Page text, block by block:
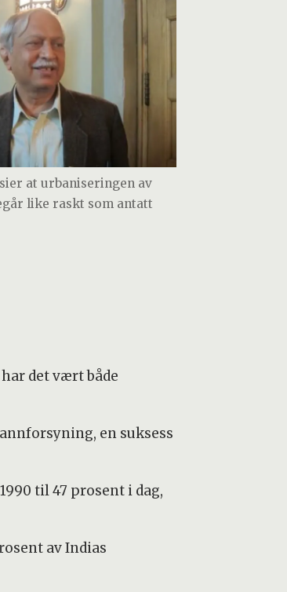
at urbaniseringen av
like raskt som antatt
det vært både
en suksess
til 47 prosent i dag,
av Indias